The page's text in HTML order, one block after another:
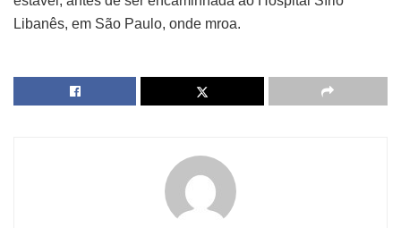
Libanês, em São Paulo, onde mroa.